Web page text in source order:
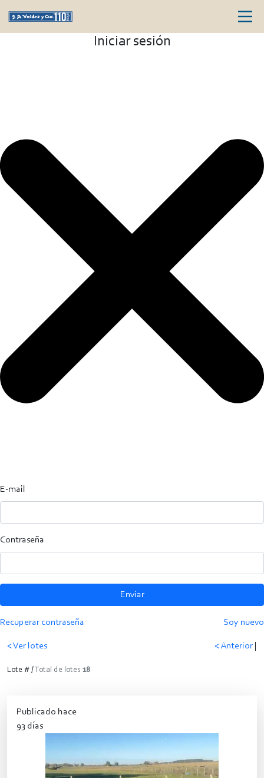
Iniciar sesión
E-mail
Contraseña
Enviar
Recuperar contraseña Soy nuevo
< Ver lotes < Anterior
Lote # /Total de lotes 18
Publicado hace
93 días